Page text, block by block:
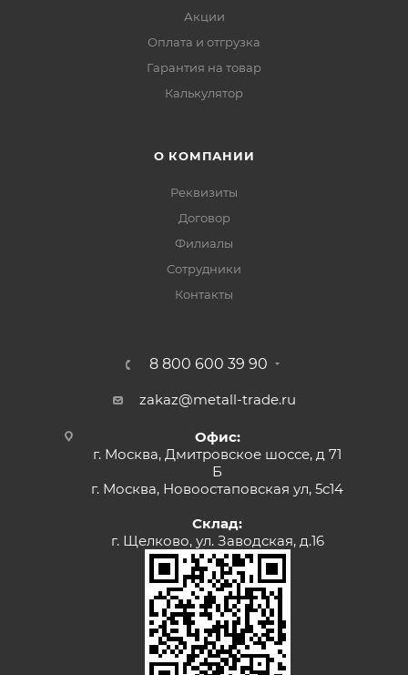
Акции
Оплата и отгрузка
Гарантия на товар
Калькулятор
О КОМПАНИИ
Реквизиты
Договор
Филиалы
Сотрудники
Контакты
8 800 600 39 90
zakaz@metall-trade.ru
Офис:
г. Москва, Дмитровское шоссе, д 71
Б
г. Москва, Новоостаповская ул, 5с14
Склад:
г. Щелково, ул. Заводская, д.16